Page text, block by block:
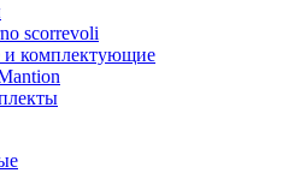
scorrevoli
комплектующие